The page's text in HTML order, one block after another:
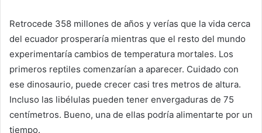
Retrocede 358 millones de años y verías que la vida cerca
del ecuador prosperaría mientras que el resto del mundo
experimentaría cambios de temperatura mortales. Los
primeros reptiles comenzarían a aparecer. Cuidado con
ese dinosaurio, puede crecer casi tres metros de altura.
Incluso las libélulas pueden tener envergaduras de 75
centímetros. Bueno, una de ellas podría alimentarte por un
tiempo.